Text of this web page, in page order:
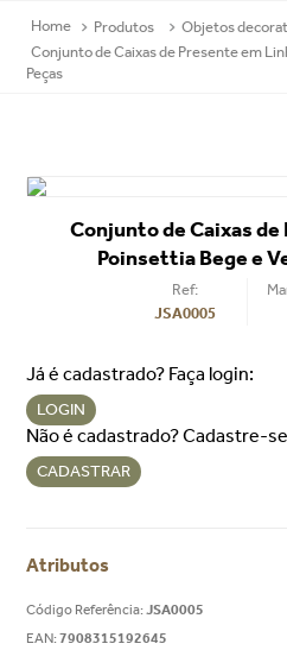
Produtos Objetos
Conjunto de Caixas de Presente em
Peças
Conjunto de Caixas
Poinsettia Bege e
Ref:
JSA0005
Já é cadastrado? Faça login:
LOGIN
Não é cadastrado? Cadastre-
CADASTRAR
Atributos
Código Referência:JSA0005
EAN:7908315192645